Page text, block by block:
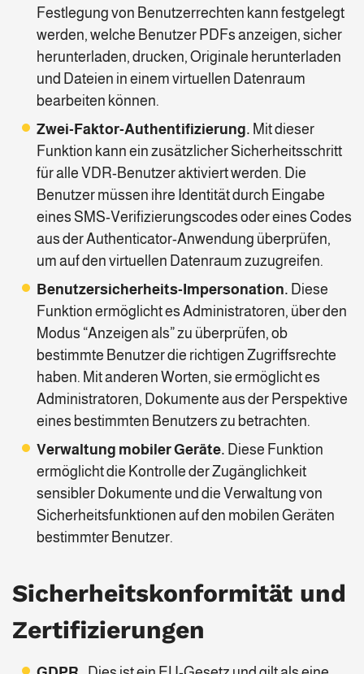
Festlegung von Benutzerrechten kann festgelegt
werden, welche Benutzer PDFs anzeigen, sicher
herunterladen, drucken, Originale herunterladen
und Dateien in einem virtuellen Datenraum
bearbeiten können.
Zwei-Faktor-Authentifizierung. Mit dieser
Funktion kann ein zusätzlicher Sicherheitsschritt
für alle VDR-Benutzer aktiviert werden. Die
Benutzer müssen ihre Identität durch Eingabe
eines SMS-Verifizierungscodes oder eines Codes
aus der Authenticator-Anwendung überprüfen,
um auf den virtuellen Datenraum zuzugreifen.
Benutzersicherheits-Impersonation. Diese
Funktion ermöglicht es Administratoren, über den
Modus “Anzeigen als” zu überprüfen, ob
bestimmte Benutzer die richtigen Zugriffsrechte
haben. Mit anderen Worten, sie ermöglicht es
Administratoren, Dokumente aus der Perspektive
eines bestimmten Benutzers zu betrachten.
Verwaltung mobiler Geräte. Diese Funktion
ermöglicht die Kontrolle der Zugänglichkeit
sensibler Dokumente und die Verwaltung von
Sicherheitsfunktionen auf den mobilen Geräten
bestimmter Benutzer.
Sicherheitskonformität und
Zertifizierungen